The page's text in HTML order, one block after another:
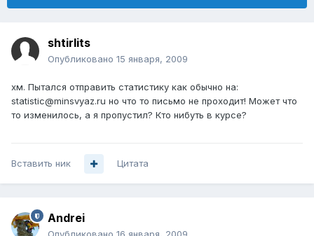
shtirlits
Опубликовано 15 января, 2009
хм. Пытался отправить статистику как обычно на:
statistic@minsvyaz.ru но что то письмо не проходит! Может что
то изменилось, а я пропустил? Кто нибуть в курсе?
Вставить ник Цитата
Andrei